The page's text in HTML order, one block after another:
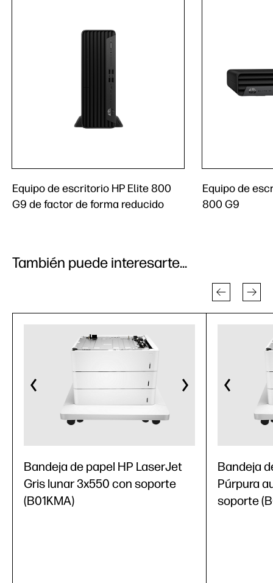
Equipo de escritorio HP Elite 800
G9 de factor de forma reducido
Equipo de
800 G9
También puede interesarte...
Bandeja de papel HP LaserJet
Gris lunar 3x550 con soporte
(B01KMA)
Bandeja
Púrpura
soporte